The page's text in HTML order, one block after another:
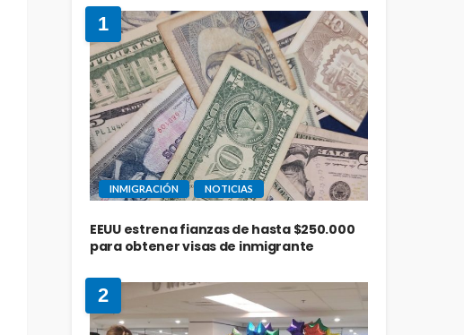
1
INMIGRACIÓN NOTICIAS
EEUU estrena fianzas de hasta $250.000
para obtener visas de inmigrante
2